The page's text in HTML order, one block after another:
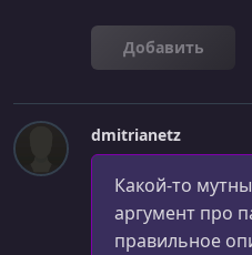
Добавить
dmitrianetz
Какой-то
аргумент про
правильное